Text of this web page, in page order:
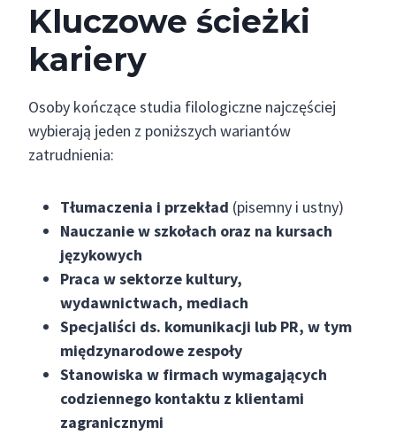
Kluczowe ścieżki
kariery
Osoby kończące studia filologiczne najczęściej
wybierają jeden z poniższych wariantów
zatrudnienia:
Tłumaczenia i przekład (pisemny i ustny)
Nauczanie w szkołach oraz na kursach
językowych
Praca w sektorze kultury,
wydawnictwach, mediach
Specjaliści ds. komunikacji lub PR, w tym
międzynarodowe zespoły
Stanowiska w firmach wymagających
codziennego kontaktu z klientami
zagranicznymi